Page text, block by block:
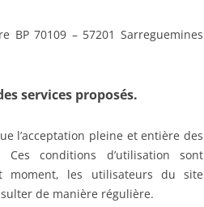
BP 70109 – 57201 Sarreguemines
services proposés.
l’acceptation pleine et entière des
Ces conditions d’utilisation sont
moment, les utilisateurs du site
de manière régulière.